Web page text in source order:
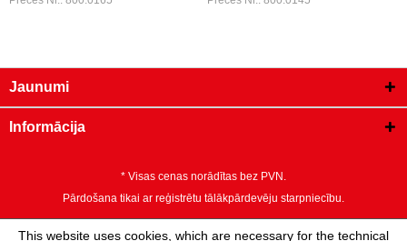
Jaunumi
Informācija
* Visas cenas norādītas bez PVN.
Pārdošana tikai ar reģistrētu tālākpārdevēju starpniecību.
This website uses cookies, which are necessary for the technical